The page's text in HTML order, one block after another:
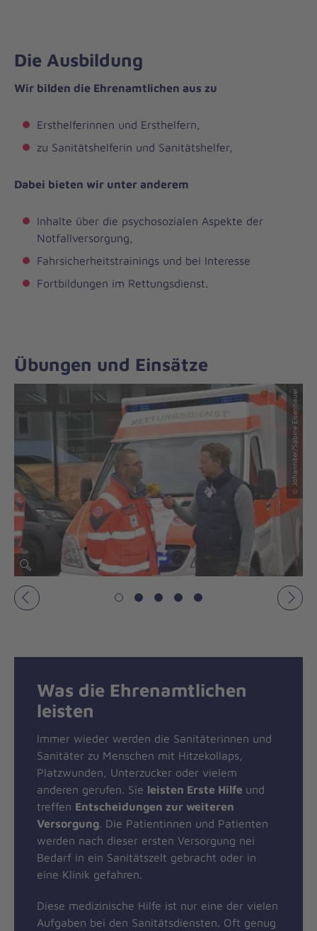
Die Ausbildung
Wir bilden die Ehrenamtlichen aus zu
Ersthelferinnen und Ersthelfern,
zu Sanitätshelferin und Sanitätshelfer,
Dabei bieten wir unter anderem
Inhalte über die psychosozialen Aspekte der
Notfallversorgung,
Fahrsicherheitstrainings und bei Interesse
Fortbildungen im Rettungsdienst.
Übungen und Einsätze
© Johanniter/Sabine Eisenhauer
Vorheriges
Was die Ehrenamtlichen
leisten
Immer wieder werden die Sanitäterinnen und
Sanitäter zu Menschen mit Hitzekollaps,
Platzwunden, Unterzucker oder vielem
anderen gerufen. Sie leisten Erste Hilfe und
treffen Entscheidungen zur weiteren
Versorgung. Die Patientinnen und Patienten
werden nach dieser ersten Versorgung nei
Bedarf in ein Sanitätszelt gebracht oder in
eine Klinik gefahren.
Diese medizinische Hilfe ist nur eine der vielen
Aufgaben bei den Sanitätsdiensten. Oft genug